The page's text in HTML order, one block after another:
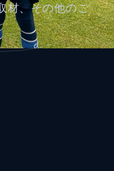
材、その他のご